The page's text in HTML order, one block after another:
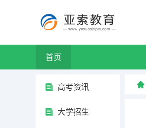
首页
高考资讯
大学招生